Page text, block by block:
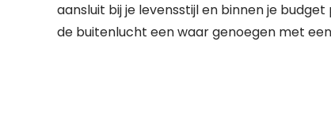
aansluit bij je levensstijl en binnen je
de buitenlucht een waar genoegen met